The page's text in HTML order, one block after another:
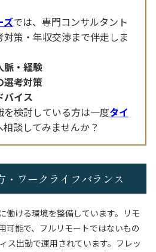
ズでは、専門コンサルタント
策・年収交渉まで伴走しま
脈・経験
選考対策
バイス
検討している方は一度タイ
相談してみませんか？
ワークライフバランス
働ける環境を整備しています。リモ
可能で、フルリモートではないもの
ス出勤で運用されています。フレッ